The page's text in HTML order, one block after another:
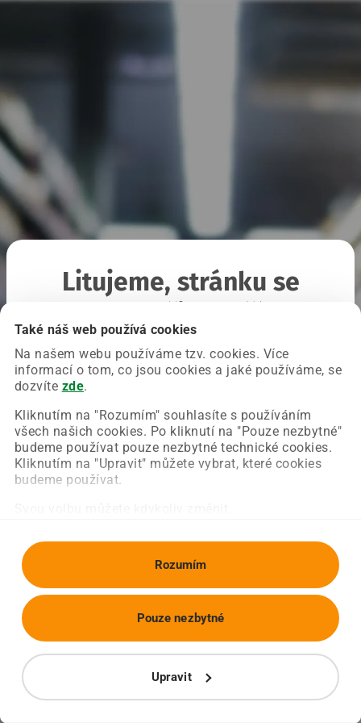
Také náš web používá cookies
Na našem webu používáme tzv. cookies. Více
informací o tom, co jsou cookies a jaké používáme, se
dozvíte zde.
Kliknutím na "Rozumím" souhlasíte s používáním
všech našich cookies. Po kliknutí na "Pouze nezbytné"
budeme používat pouze nezbytné technické cookies.
Kliknutím na "Upravit" můžete vybrat, které cookies
budeme používat.
Rozumím
Upravit
Pouze nezbytné
Litujeme, stránku se
Chyba nastala na naší straně a už ji opravujeme.
Zkuste prosím znovu načíst požadovanou stránku.
Obnovit stránku Úvodní strana